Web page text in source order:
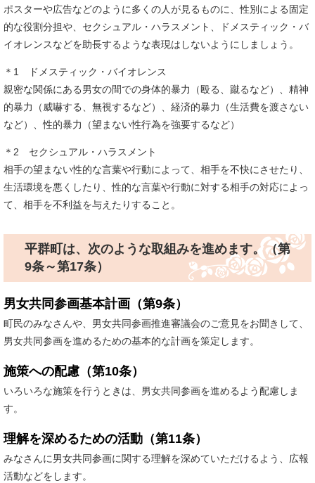
ポスターや広告などのように多くの人が見るものに、性別による固定
的な役割分担や、セクシュアル・ハラスメント、ドメスティック・バ
イオレンスなどを助長するような表現はしないようにしましょう。
＊1 ドメスティック・バイオレンス
親密な関係にある男女の間での身体的暴力（殴る、蹴るなど）、精神
的暴力（威嚇する、無視するなど）、経済的暴力（生活費を渡さない
など）、性的暴力（望まない性行為を強要するなど）
＊2 セクシュアル・ハラスメント
相手の望まない性的な言葉や行動によって、相手を不快にさせたり、
生活環境を悪くしたり、性的な言葉や行動に対する相手の対応によっ
て、相手を不利益を与えたりすること。
平群町は、次のような取組みを進めます。（第
9条～第17条）
男女共同参画基本計画（第9条）
町民のみなさんや、男女共同参画推進審議会のご意見をお聞きして、
男女共同参画を進めるための基本的な計画を策定します。
施策への配慮（第10条）
いろいろな施策を行うときは、男女共同参画を進めるよう配慮しま
す。
理解を深めるための活動（第11条）
みなさんに男女共同参画に関する理解を深めていただけるよう、広報
活動などをします。​